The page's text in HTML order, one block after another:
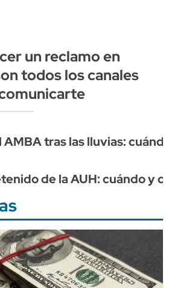
un reclamo en
todos los canales
AMBA tras las lluvias:
de la AUH: cuándo y